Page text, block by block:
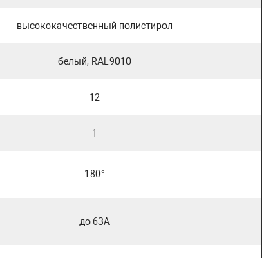
высококачественный полистирол
белый, RAL9010
12
1
180°
до 63А